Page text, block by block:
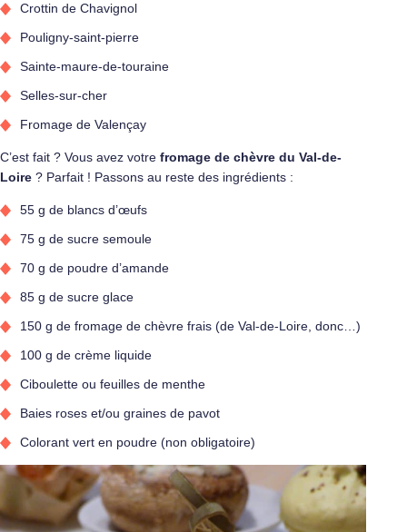
Crottin de Chavignol
Pouligny-saint-pierre
Sainte-maure-de-touraine
Selles-sur-cher
Fromage de Valençay
C’est fait ? Vous avez votre fromage de chèvre du Val-de-
Loire ? Parfait ! Passons au reste des ingrédients :
55 g de blancs d’œufs
75 g de sucre semoule
70 g de poudre d’amande
85 g de sucre glace
150 g de fromage de chèvre frais (de Val-de-Loire, donc…)
100 g de crème liquide
Ciboulette ou feuilles de menthe
Baies roses et/ou graines de pavot
Colorant vert en poudre (non obligatoire)